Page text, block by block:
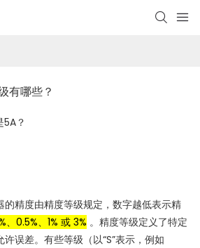
有哪些？
5A？
的精度由精度等级规定，数字越低表示精
、0.5%、1% 或 3% 。 精度等级定义了特定
误差。 有些等级（以“S”表示，例如